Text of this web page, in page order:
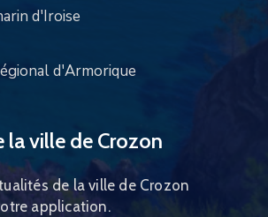
d'Iroise
d'Armorique
la ville de Crozon
de la ville de Crozon
application.